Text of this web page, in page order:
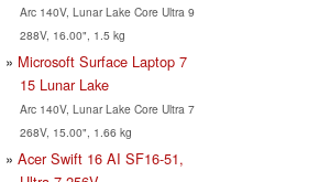
Arc 140V, Lunar Lake Core Ultra 9
288V, 16.00", 1.5 kg
Microsoft Surface Laptop 7
15 Lunar Lake
Arc 140V, Lunar Lake Core Ultra 7
268V, 15.00", 1.66 kg
Acer Swift 16 AI SF16-51,